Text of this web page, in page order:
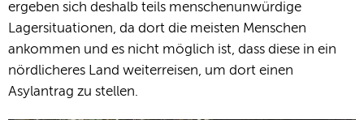
ergeben sich deshalb teils menschenunwürdige
Lagersituationen, da dort die meisten Menschen
ankommen und es nicht möglich ist, dass diese in ein
nördlicheres Land weiterreisen, um dort einen
Asylantrag zu stellen.